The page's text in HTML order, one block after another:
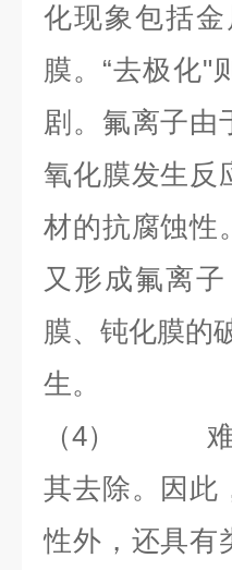
化现象包括
膜。“去极化"
剧。氟离子由
氧化膜发生反
材的抗腐蚀性
又形成氟离
膜、钝化膜的
生。
（4）
其去除。因此
性外，还具有